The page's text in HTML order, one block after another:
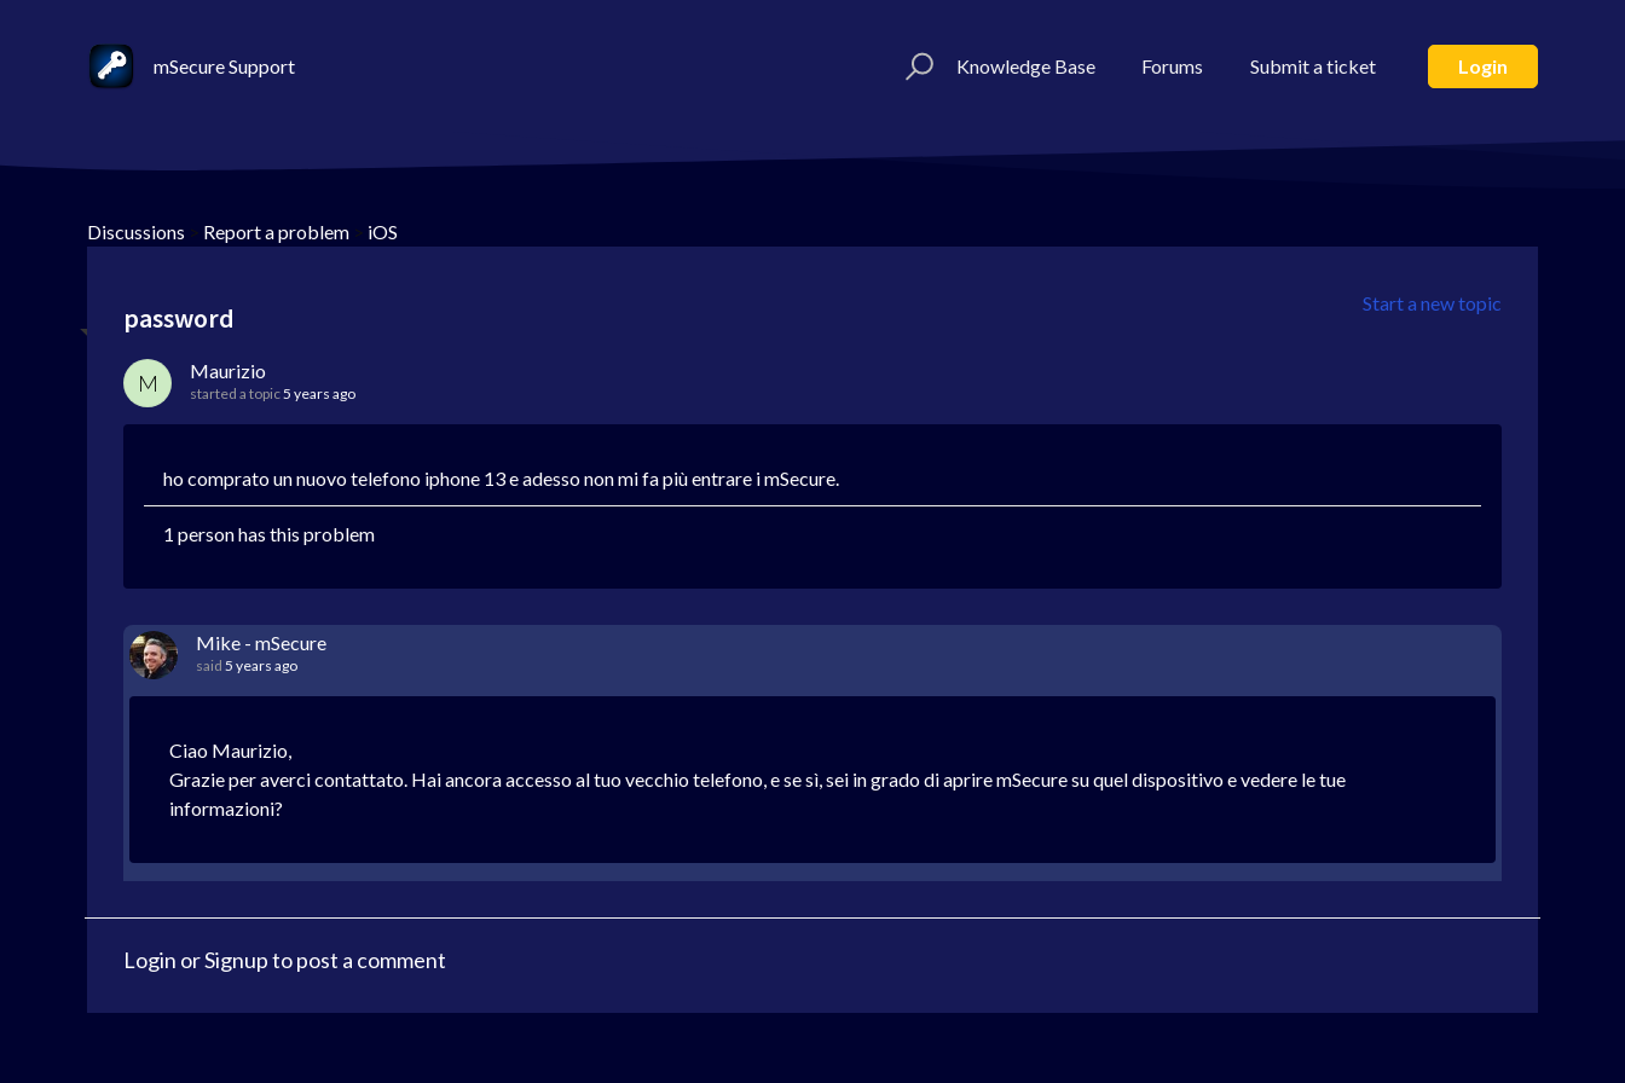
mSecure Support Knowledge Base Forums Submit a ticket Login
Discussions > Report a problem > iOS
Start a new topic
password
M Maurizio
started a topic5 years ago
ho comprato un nuovo telefono iphone 13 e adesso non mi fa più entrare i mSecure.
1 person has this problem
Mike - mSecure
said 5 years ago
Ciao Maurizio,
Grazie per averci contattato. Hai ancora accesso al tuo vecchio telefono, e se sì, sei in grado di aprire mSecure su quel dispositivo e vedere le tue
informazioni?
Login orSignupto post a comment